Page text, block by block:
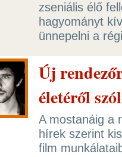
zseniális élő
hagyományt
ünnepelni a
Új
életéről
A mostanáig a
hírek szerint
film